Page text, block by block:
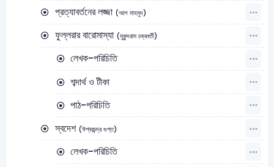
প্রত্যাবর্তনের লজ্জা (আল মাহমুদ)
ফুল্লরার বারোমাস্যা (মুকুন্দরাম চক্রবর্তী)
লেখক-পরিচিতি
শব্দার্থ ও টীকা
পাঠ-পরিচিতি
স্বদেশ (ঈশ্বরচন্দ্র গুপ্ত)
লেখক-পরিচিতি